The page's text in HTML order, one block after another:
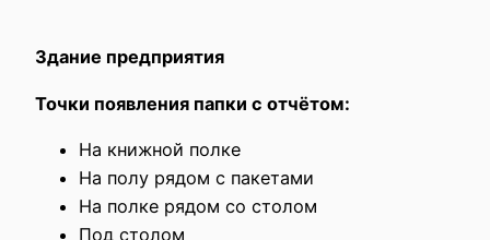
Здание предприятия
Точки появления папки с отчётом:
На книжной полке
На полу рядом с пакетами
На полке рядом со столом
Под столом